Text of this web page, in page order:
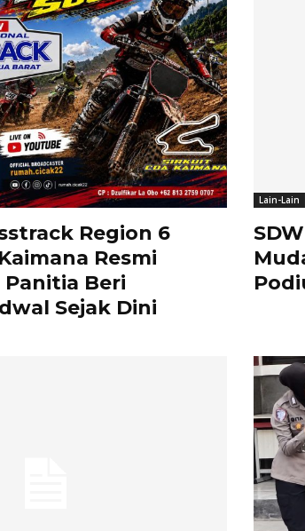
Region 6
Resmi
Beri
Sejak Dini
Lain-Lain